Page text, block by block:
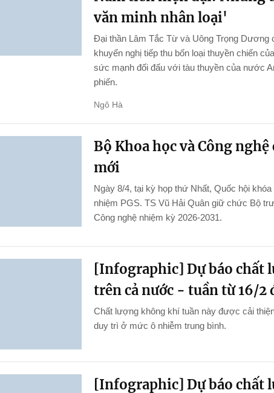
văn minh nhân loại'
Đại thần Lâm Tắc Từ và Uông Trọng Dương
khuyến nghị tiếp thu bốn loại thuyền chiến
sức mạnh đối đấu với tàu thuyền của nước
phiến.
Ngô Hà
Bộ Khoa học và Công
mới
Ngày 8/4, tại kỳ họp thứ Nhất, Quốc hội
nhiệm PGS. TS Vũ Hải Quân giữ chức Bộ
Công nghệ nhiệm kỳ 2026-2031.
[Infographic] Dự báo chất
trên cả nước - tuần từ 16/2
Chất lượng không khí tuần này được cải
duy trì ở mức ô nhiễm trung bình.
[Infographic] Dự báo chất